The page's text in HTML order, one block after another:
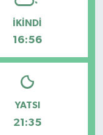
İKINDI
16:56
YATSI
21:35